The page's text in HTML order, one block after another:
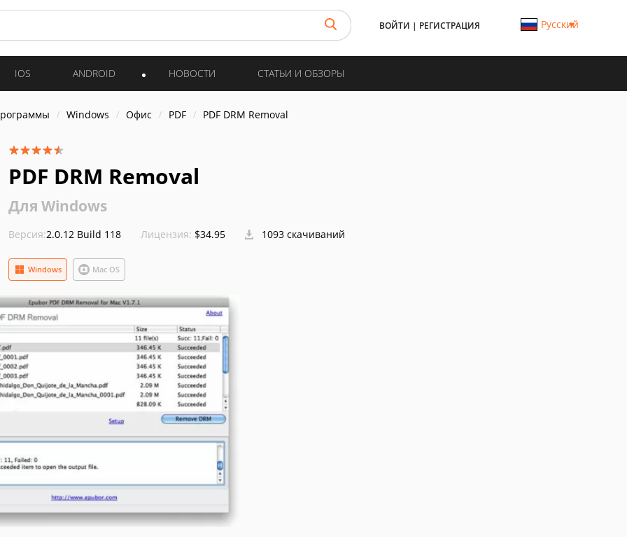
ВОЙТИ | РЕГИСТРАЦИЯ Русский
IOS ANDROID НОВОСТИ СТАТЬИ И ОБЗОРЫ
Windows Офис PDF PDF DRM Removal
PDF DRM Removal
Для Windows
Версия:2.0.12 Build 118 Лицензия: $34.95 1093 скачиваний
Mac OS
Windows